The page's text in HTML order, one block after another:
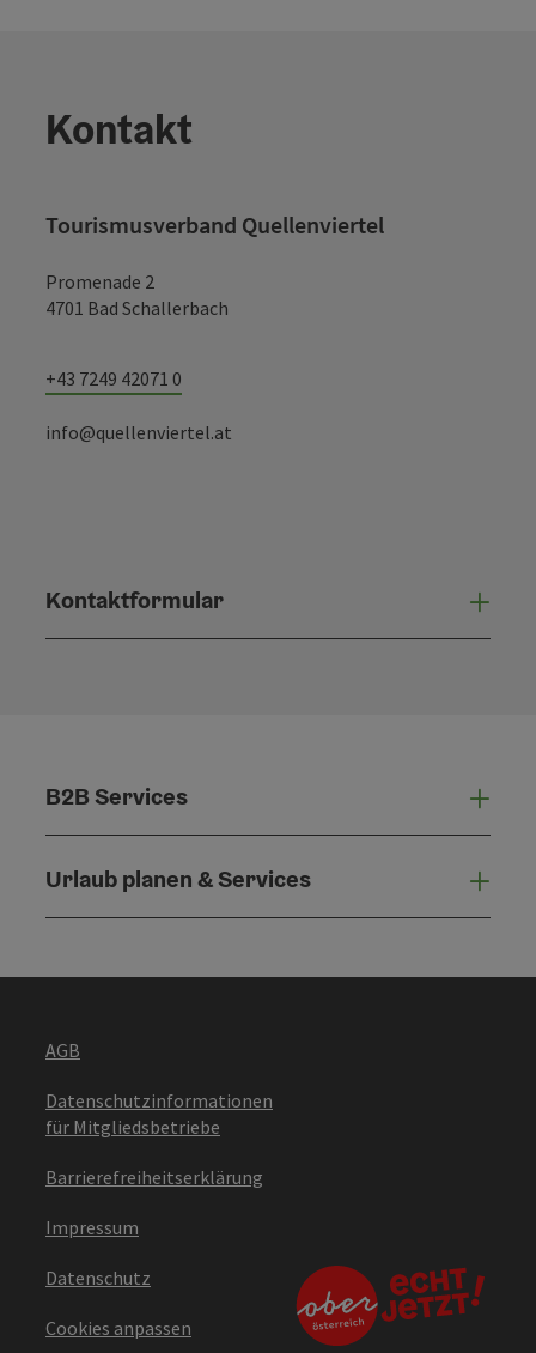
Kontakt
Tourismusverband Quellenviertel
Promenade 2
4701 Bad Schallerbach
+43 7249 42071 0
info@quellenviertel.at
Kontaktformular
B2B Services
Urlaub planen & Services
AGB
Datenschutzinformationen
für Mitgliedsbetriebe
Barrierefreiheitserklärung
Impressum
Datenschutz
Cookies anpassen